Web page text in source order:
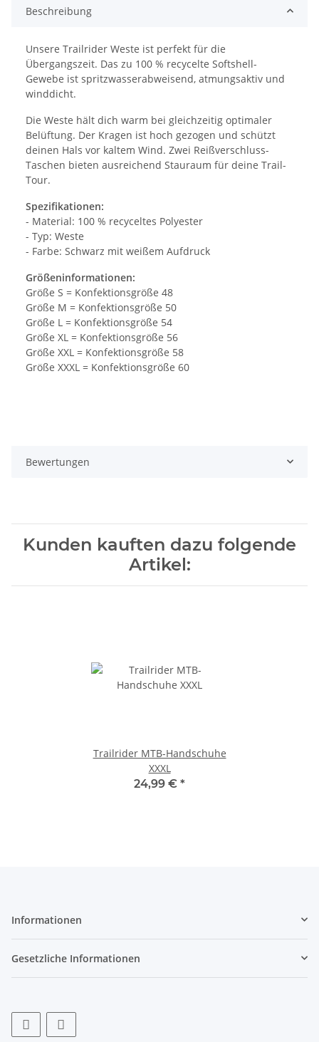
Beschreibung
Unsere Trailrider Weste ist perfekt für die
Übergangszeit. Das zu 100 % recycelte Softshell-
Gewebe ist spritzwasserabweisend, atmungsaktiv und
winddicht.
Die Weste hält dich warm bei gleichzeitig optimaler
Belüftung. Der Kragen ist hoch gezogen und schützt
deinen Hals vor kaltem Wind. Zwei Reißverschluss-
Taschen bieten ausreichend Stauraum für deine Trail-
Tour.
Spezifikationen:
- Material: 100 % recyceltes Polyester
- Typ: Weste
- Farbe: Schwarz mit weißem Aufdruck
Größeninformationen:
Größe S = Konfektionsgröße 48
Größe M = Konfektionsgröße 50
Größe L = Konfektionsgröße 54
Größe XL = Konfektionsgröße 56
Größe XXL = Konfektionsgröße 58
Größe XXXL = Konfektionsgröße 60
Bewertungen
Kunden kauften dazu folgende
Artikel:
Trailrider MTB-Handschuhe
XXXL
24,99 € *
Informationen
Gesetzliche Informationen